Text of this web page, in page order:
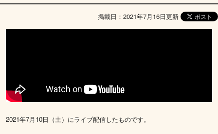
掲載日：2021年7月16日更新
2021年7月10日（土）にライブ配信したものです。